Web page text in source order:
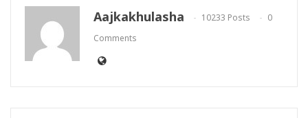
Aajkakhulasha 10233 Posts
0
Comments